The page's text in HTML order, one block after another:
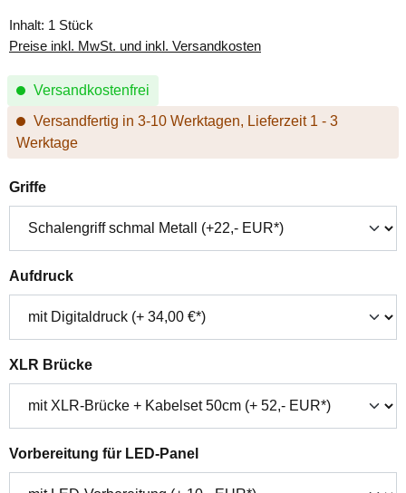
Inhalt: 1 Stück
Preise inkl. MwSt. und inkl. Versandkosten
Versandkostenfrei
Versandfertig in 3-10 Werktagen, Lieferzeit 1 - 3
Werktage
Griffeauswählen
Aufdruckauswählen
XLR Brückeauswählen
Vorbereitung für LED-Panelauswählen